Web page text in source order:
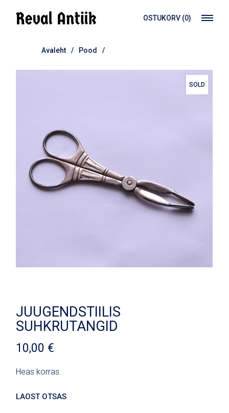
content
OSTUKORV (0)
Avaleht Pood
SOLD
JUUGENDSTIILIS
SUHKRUTANGID
10,00 €
Heas korras.
LAOST OTSAS